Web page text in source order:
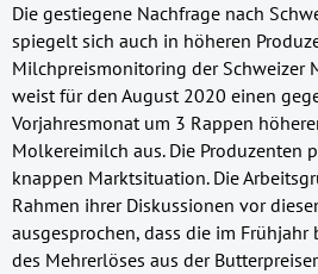
Die gestiegene Nachfrage nach
spiegelt sich auch in höheren
Milchpreismonitoring der Schweizer
weist für den August 2020 einen
Vorjahresmonat um 3 Rappen
Molkereimilch aus. Die Produzenten
knappen Marktsituation. Die
Rahmen ihrer Diskussionen vor
ausgesprochen, dass die im Frühjahr
des Mehrerlöses aus der